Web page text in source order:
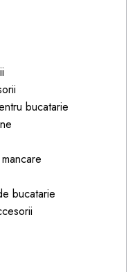
bucatarie
bucatarie